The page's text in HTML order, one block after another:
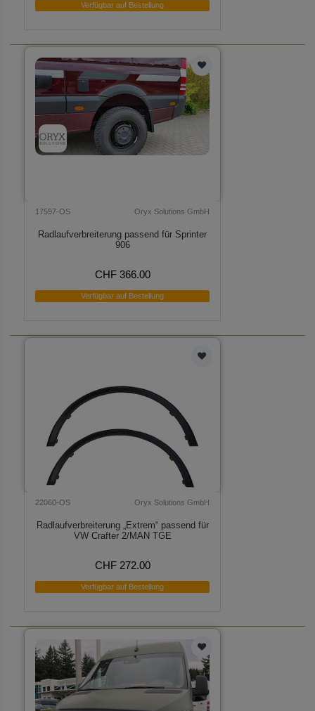
Verfügbar auf Bestellung
17597-OS Oryx Solutions GmbH
Radlaufverbreiterung passend für Sprinter
906
CHF 366.00
Verfügbar auf Bestellung
22060-OS Oryx Solutions GmbH
Radlaufverbreiterung „Extrem“ passend für
VW Crafter 2/MAN TGE
CHF 272.00
Verfügbar auf Bestellung